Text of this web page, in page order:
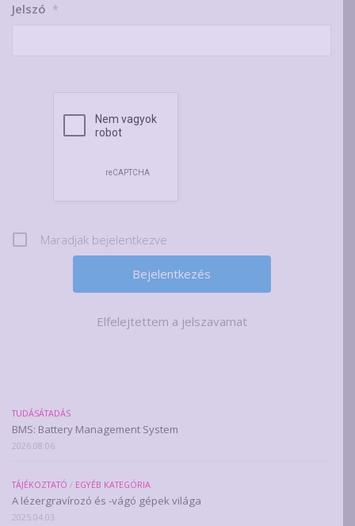
Jelszó *
Maradjak bejelentkezve
Elfelejtettem a jelszavamat
TUDÁSÁTADÁS
BMS: Battery Management System
2026.08.06.
TÁJÉKOZTATÓ / EGYÉB KATEGÓRIA
A lézergravírozó és -vágó gépek világa
2025.04.03.